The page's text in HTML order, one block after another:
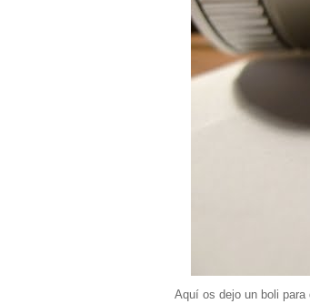
Aquí os dejo un boli